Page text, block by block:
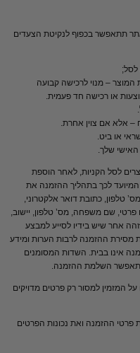
תתאפשר בכפוף לנקיטת הצעדים
לסל;
– מנוי לרכישה קבועה
או רכישה חד פעמית.
– אלא אם צוין אחרת.
או ביט.
שלך.
לסל הקניות, לאחר הוספת
המיועד לכך בתהליך ההזמנה את
טלפון, כתובת דואר אלקטרוני,
שם משפחה, מס’ טלפון, יישוב,
אחר שיש בידיו לסייע למבצע
ההזמנה לרבות הערות ומידע
אינו בבית. השדות המסומנים
השלמת ההזמנה.
המזמין למסור רק פרטים מדויקים
ההזמנה ואת נכונות הפרטים